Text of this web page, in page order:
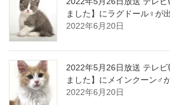
ました】にラグドール♀が
2022年6月20日
2022年5月26日放送 テレ
ました】にメインクーン♂
2022年6月20日